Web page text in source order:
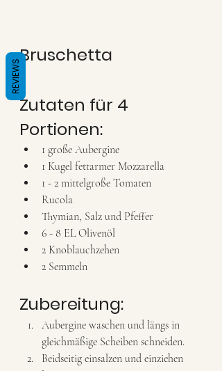
Bruschetta
Zutaten für 4
Portionen:
1 große Aubergine
1 Kugel fettarmer Mozzarella
1 - 2 mittelgroße Tomaten
Rucola
Thymian, Salz und Pfeffer
6 - 8 EL Olivenöl
2 Knoblauchzehen
2 Semmeln
Zubereitung:
Aubergine waschen und längs in
gleichmäßige Scheiben schneiden.
Beidseitig einsalzen und einziehen
REVIEWS